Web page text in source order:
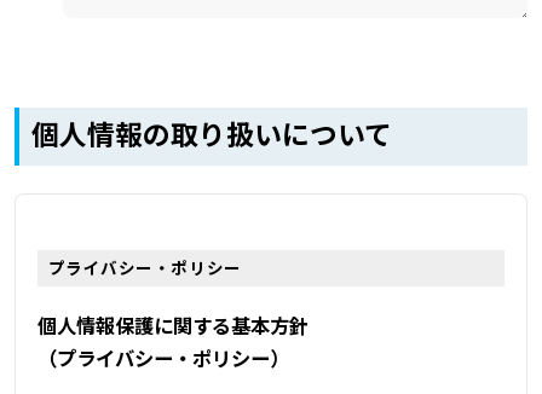
個人情報の取り扱いについて
プライバシー・ポリシー
個人情報保護に関する基本方針
（プライバシー・ポリシー）